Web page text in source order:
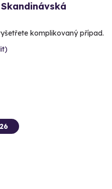
komplikovaný případ.